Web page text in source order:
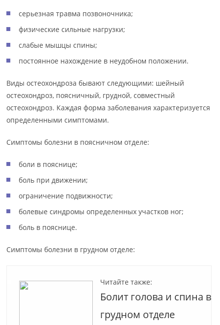
серьезная травма позвоночника;
физические сильные нагрузки;
слабые мышцы спины;
постоянное нахождение в неудобном положении.
Виды остеохондроза бывают следующими: шейный
остеохондроз, поясничный, грудной, совместный
остеохондроз. Каждая форма заболевания характеризуется
определенными симптомами.
Симптомы болезни в поясничном отделе:
боли в пояснице;
боль при движении;
ограничение подвижности;
болевые синдромы определенных участков ног;
боль в пояснице.
Симптомы болезни в грудном отделе:
Читайте также:
Болит голова и спина в
грудном отделе